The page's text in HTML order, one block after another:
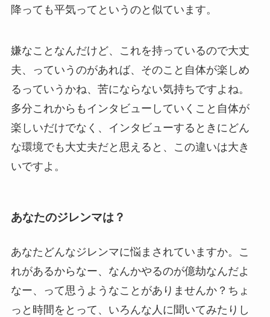
降っても平気ってというのと似ています。
嫌なことなんだけど、これを持っているので大丈
夫、っていうのがあれば、そのこと自体が楽しめ
るっていうかね、苦にならない気持ちですよね。
多分これからもインタビューしていくこと自体が
楽しいだけでなく、インタビューするときにどん
な環境でも大丈夫だと思えると、この違いは大き
いですよ。
あなたのジレンマは？
あなたどんなジレンマに悩まされていますか。こ
れがあるからなー、なんかやるのが億劫なんだよ
なー、って思うようなことがありませんか？ちょ
っと時間をとって、いろんな人に聞いてみたりし